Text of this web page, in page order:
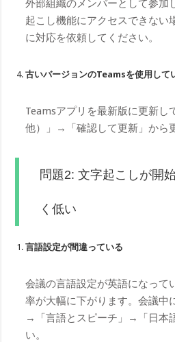
外部組織のメンバーとして参加
起こし機能にアクセスできない
に対応を依頼してください。
古いバージョンのTeamsを使用して
Teamsアプリを最新版に更新
他）」→「確認して更新」から
問題2: 文字起こしが開
く低い
言語設定が間違っている
会議の言語設定が英語になって
率が大幅に下がります。会議中
→「言語とスピーチ」→「日本
い。